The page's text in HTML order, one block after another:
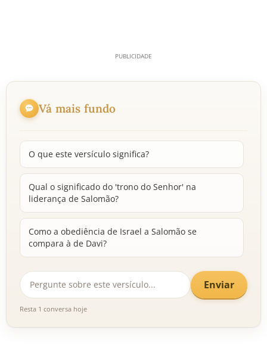
Vá mais fundo
O que este versículo significa?
Qual o significado do 'trono do Senhor' na
liderança de Salomão?
Como a obediência de Israel a Salomão se
compara à de Davi?
Enviar
Resta 1 conversa hoje